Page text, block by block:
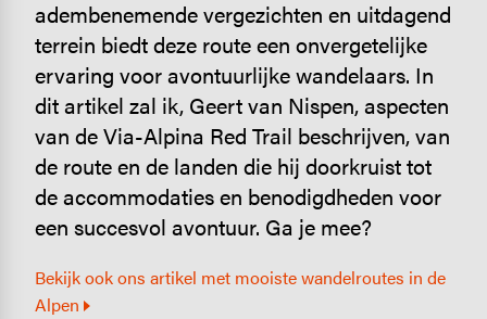
adembenemende vergezichten en uitdagend
terrein biedt deze route een onvergetelijke
ervaring voor avontuurlijke wandelaars. In
dit artikel zal ik, Geert van Nispen, aspecten
van de Via-Alpina Red Trail beschrijven, van
de route en de landen die hij doorkruist tot
de accommodaties en benodigdheden voor
een succesvol avontuur. Ga je mee?
Bekijk ook ons artikel met mooiste wandelroutes in de
Alpen